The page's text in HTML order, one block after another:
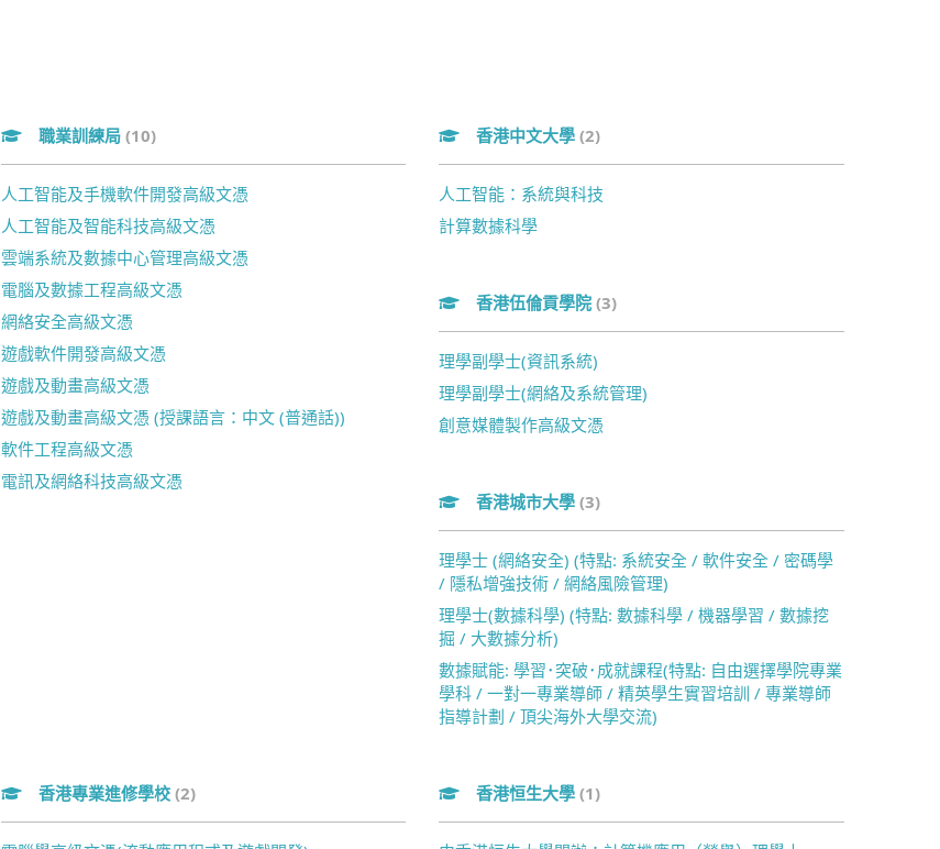
職業訓練局 (10)
人工智能及手機軟件開發高級文憑
人工智能及智能科技高級文憑
雲端系統及數據中心管理高級文憑
電腦及數據工程高級文憑
網絡安全高級文憑
遊戲軟件開發高級文憑
遊戲及動畫高級文憑
遊戲及動畫高級文憑 (授課語言：中文 (普通話))
軟件工程高級文憑
電訊及網絡科技高級文憑
香港中文大學(2)
人工智能：系統與科技
計算數據科學
香港伍倫貢學院(3)
理學副學士(資訊系統)
理學副學士(網絡及系統管理)
創意媒體製作高級文憑
香港城市大學(3)
理學士 (網絡安全) (特點: 系統安全 / 軟件安全 / 密碼學
/ 隱私增強技術 / 網絡風險管理)
理學士(數據科學) (特點: 數據科學 / 機器學習 / 數據挖
掘 / 大數據分析)
數據賦能: 學習･突破･成就課程(特點: 自由選擇學院專業
學科 / 一對一專業導師 / 精英學生實習培訓 / 專業導師
指導計劃 / 頂尖海外大學交流)
香港專業進修學校 (2) 香港恒生大學(1)